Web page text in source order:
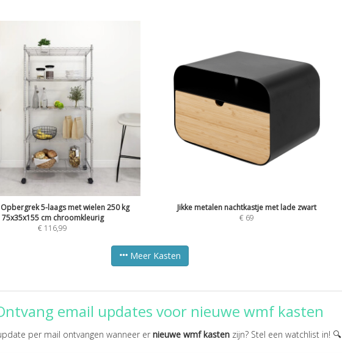
5-laags met wielen 250 kg
75x35x155 cm chroomkleurig
€ 116,99
Jikke metalen nachtkastje met lade zwart
€ 69
Meer Kasten
email updates voor nieuwe wmf kasten
per mail ontvangen wanneer er nieuwe wmf kastenzijn? Stel een watchlist in! 🔍